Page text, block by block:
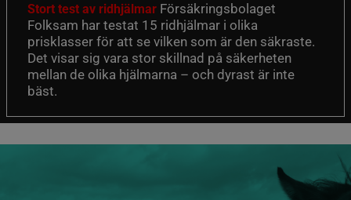
Stort test av ridhjälmar Försäkringsbolaget
Folksam har testat 15 ridhjälmar i olika
prisklasser för att se vilken som är den säkraste.
Det visar sig vara stor skillnad på säkerheten
mellan de olika hjälmarna – och dyrast är inte
bäst.